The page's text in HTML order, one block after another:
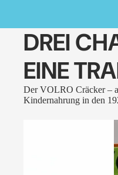
DREI
EINE
Der VOLRO Cräcker –
Kindernahrung in den